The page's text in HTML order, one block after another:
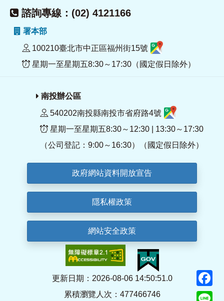
諮詢專線：(02) 4121166
署本部
100210臺北市中正區福州街15號
星期一至星期五8:30～17:30（國定假日除外）
南投辦公區
540202南投縣南投市省府路4號
星期一至星期五8:30～12:30 | 13:30～17:30
（公司登記：9:00～16:30）（國定假日除外）
政府網站資料開放宣告
隱私權政策
網站安全政策
更新日期：2026-08-06 14:50:51.0
累積瀏覽人次：477466746